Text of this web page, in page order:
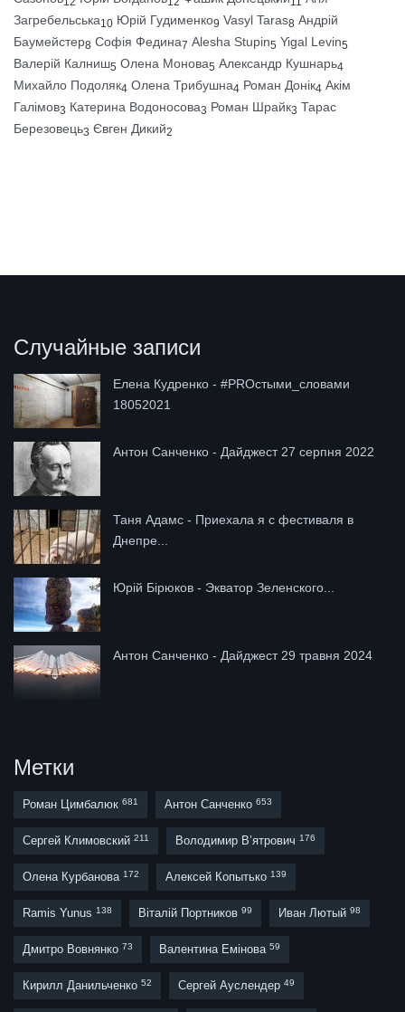
Загребельська10 Юрій Гудименко9 Vasyl Taras8 Андрій
Баумейстер8 Софія Федина7 Alesha Stupin5 Yigal Levin5
Валерій Калниш5 Олена Монова5 Александр Кушнарь4
Михайло Подоляк4 Олена Трибушна4 Роман Донік4 Акім
Галімов3 Катерина Водоносова3 Роман Шрайк3 Тарас
Березовець3 Євген Дикий2
Случайные записи
Елена Кудренко - #PROстыми_словами
18052021
Антон Санченко - Дайджест 27 серпня 2022
Таня Адамс - Приехала я с фестиваля в
Днепре...
Юрій Бірюков - Экватор Зеленского...
Антон Санченко - Дайджест 29 травня 2024
Метки
Роман Цимбалюк 681 Антон Санченко 653
Сергей Климовский 211 Володимир В’ятрович 176
Олена Курбанова 172 Алексей Копытько 139
Ramis Yunus 138 Віталій Портников 99 Иван Лютый 98
Дмитро Вовнянко 73 Валентина Емінова 59
Кирилл Данильченко 52 Сергей Ауслендер 49